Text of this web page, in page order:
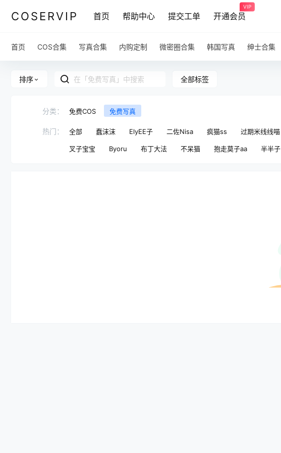
COSERVIP 首页 帮助中心 提交工单 开通会员
VIP
首页 COS合集 写真合集 内购定制 微密圈合集 韩国写真 绅士合集
排序 全部标签
分类： 免费COS 免费写真
热门： 全部 蠢沫沫 ElyEE子 二佐Nisa 疯猫ss 过期米线线喵
叉子宝宝 Byoru 布丁大法 不呆猫 抱走莫子aa 半半子